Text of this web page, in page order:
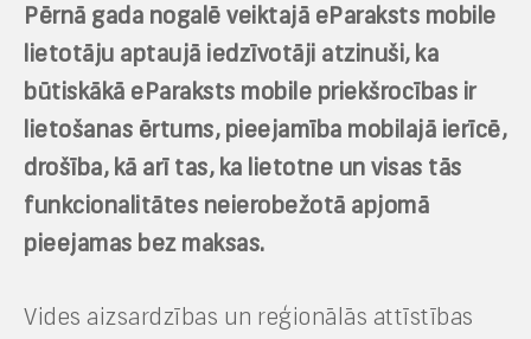
Pērnā gada nogalē veiktajā eParaksts mobile
lietotāju aptaujā iedzīvotāji atzinuši, ka
būtiskākā eParaksts mobile priekšrocības ir
lietošanas ērtums, pieejamība mobilajā ierīcē,
drošība, kā arī tas, ka lietotne un visas tās
funkcionalitātes neierobežotā apjomā
pieejamas bez maksas.
Vides aizsardzības un reģionālās attīstības